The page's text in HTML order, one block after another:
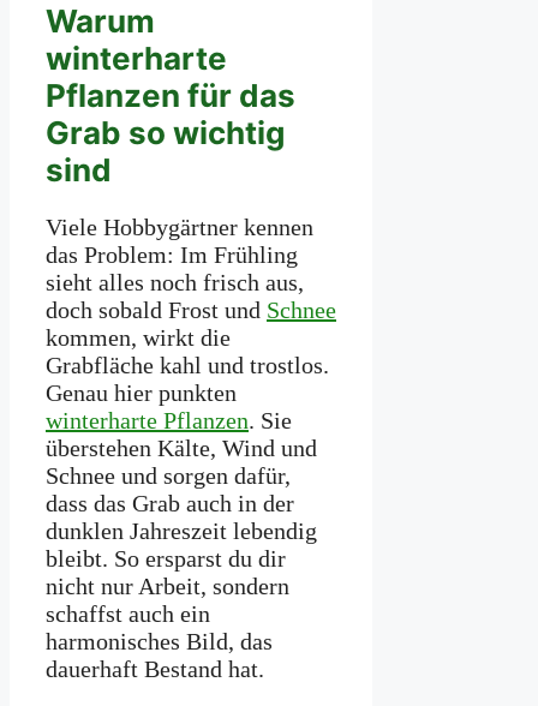
Warum
winterharte
Pflanzen für das
Grab so wichtig
sind
Viele Hobbygärtner kennen
das Problem: Im Frühling
sieht alles noch frisch aus,
doch sobald Frost und Schnee
kommen, wirkt die
Grabfläche kahl und trostlos.
Genau hier punkten
winterharte Pflanzen. Sie
überstehen Kälte, Wind und
Schnee und sorgen dafür,
dass das Grab auch in der
dunklen Jahreszeit lebendig
bleibt. So ersparst du dir
nicht nur Arbeit, sondern
schaffst auch ein
harmonisches Bild, das
dauerhaft Bestand hat.